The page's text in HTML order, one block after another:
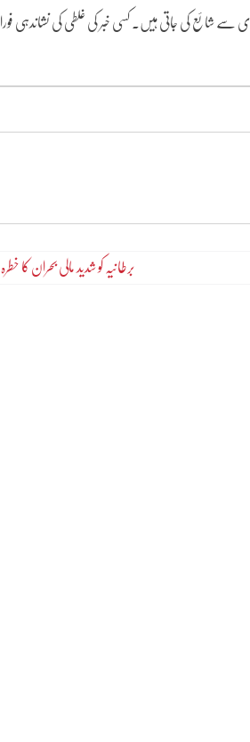
سے شائع کی جاتی ہیں۔ کسی خبر کی غلطی کی نشاندہی فورا
برطانیہ کو شدید مالی بحران کا خطرہ